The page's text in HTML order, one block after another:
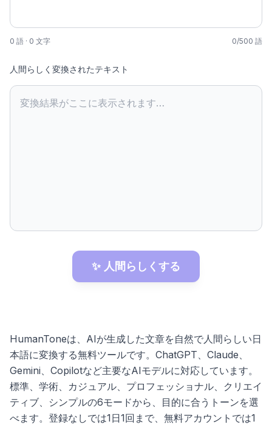
0 語 · 0 文字 0/500 語
人間らしく変換されたテキスト
変換結果がここに表示されます…
✨ 人間らしくする
HumanToneは、AIが生成した文章を自然で人間らしい日
本語に変換する無料ツールです。ChatGPT、Claude、
Gemini、Copilotなど主要なAIモデルに対応しています。
標準、学術、カジュアル、プロフェッショナル、クリエイ
ティブ、シンプルの6モードから、目的に合うトーンを選
べます。登録なしでは1日1回まで、無料アカウントでは1